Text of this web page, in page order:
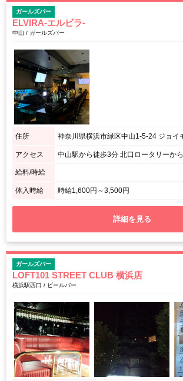
ガールズバー
ELVIRA-エルビラ-
中山 / ガールズバー
住所 神奈川県横浜市緑区中山1-5-24 ジョイ
アクセス
給料/時給
体入時給 時給1,600円～3,500円
詳細を見る
ガールズバー
LOFT101 STREET CLUB 横浜店
横浜駅西口 / ビールバー